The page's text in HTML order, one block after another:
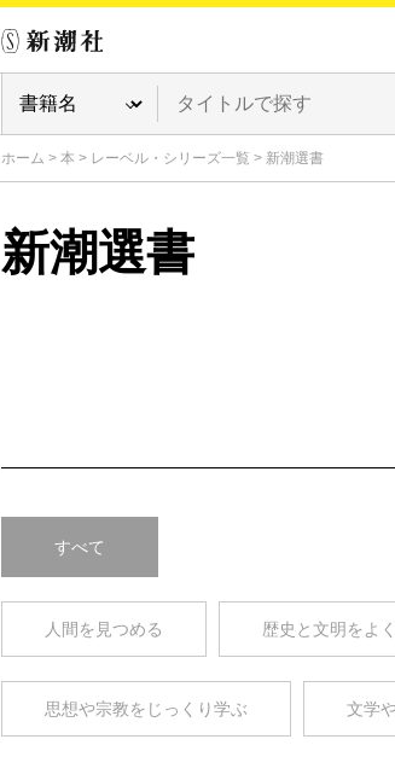
ホーム > 本 > レーベル・シリーズ一覧 > 新潮選書
新潮選書
すべて
人間を見つめる 歴史と文明をよ
思想や宗教をじっくり学ぶ 文学